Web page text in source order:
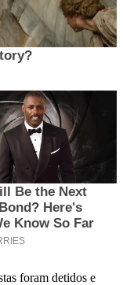
foram detidos e